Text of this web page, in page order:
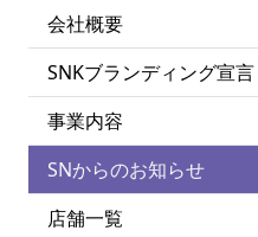
会社概要
SNKブランディング宣
事業内容
SNからのお知らせ
店舗一覧